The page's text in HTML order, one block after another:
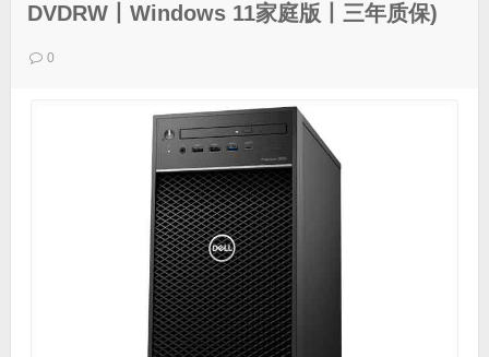
DVDRW丨Windows 11家庭版丨三年质保)
0